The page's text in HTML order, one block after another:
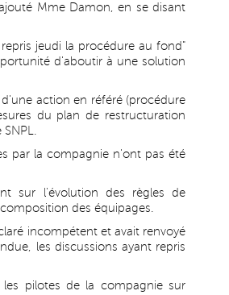
Mme Damon, en se disant
jeudi la procédure au fond"
d'aboutir à une solution
action en référé (procédure
du plan de restructuration
par la compagnie n'ont pas été
sur l'évolution des règles de
des équipages.
incompétent et avait renvoyé
les discussions ayant repris
pilotes de la compagnie sur